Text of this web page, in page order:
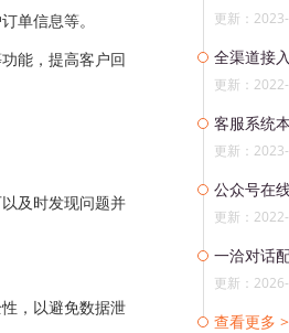
单信息等。
能，提高客户回
及时发现问题并
，以避免数据泄
更新：
更新：
更新：
更新：
更新：
查看更多